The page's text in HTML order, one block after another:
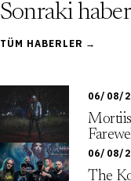
Sonraki
TÜM HABERLER →
06/08/
06/08/
The